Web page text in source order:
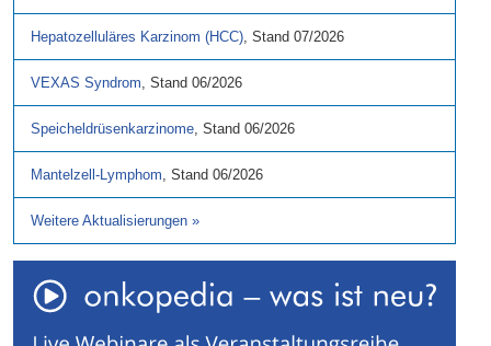
Hepatozelluläres Karzinom (HCC), Stand 07/2026
VEXAS Syndrom, Stand 06/2026
Speicheldrüsenkarzinome, Stand 06/2026
Mantelzell-Lymphom, Stand 06/2026
Weitere Aktualisierungen »